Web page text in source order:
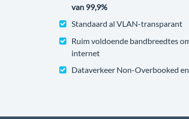
van 99,9%
Standaard al VLAN-transparant
Ruim voldoende bandbreedtes
internet
Dataverkeer Non-Overbooked